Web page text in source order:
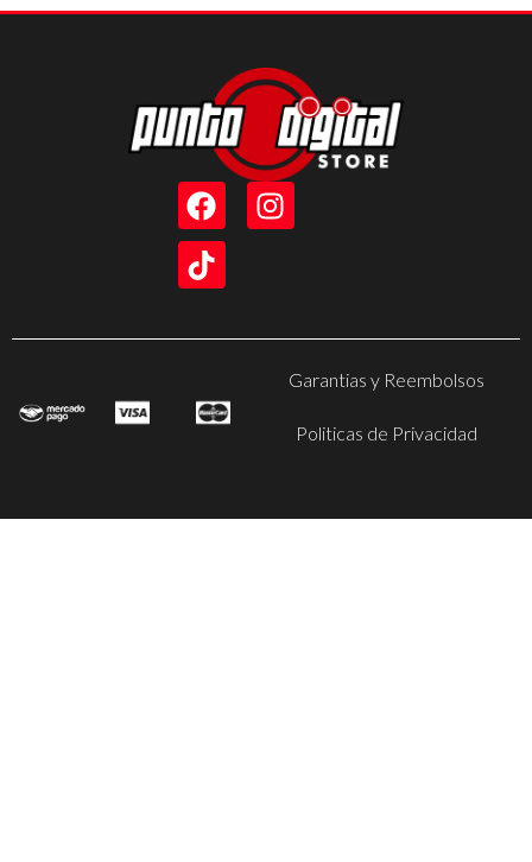
Garantias y Reembolsos
Politicas de Privacidad